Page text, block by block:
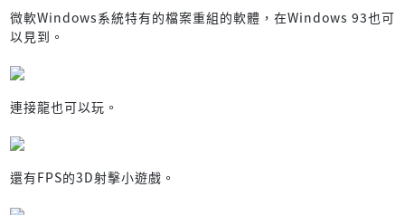
微軟Windows系統特有的檔案重組的軟體，在Windows 93也可
以見到。
連接龍也可以玩。
還有FPS的3D射擊小遊戲。